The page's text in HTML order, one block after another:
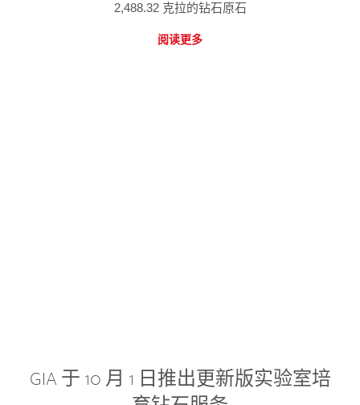
2,488.32 克拉的钻石原石
阅读更多
GIA 于 10 月 1 日推出更新版实验室培